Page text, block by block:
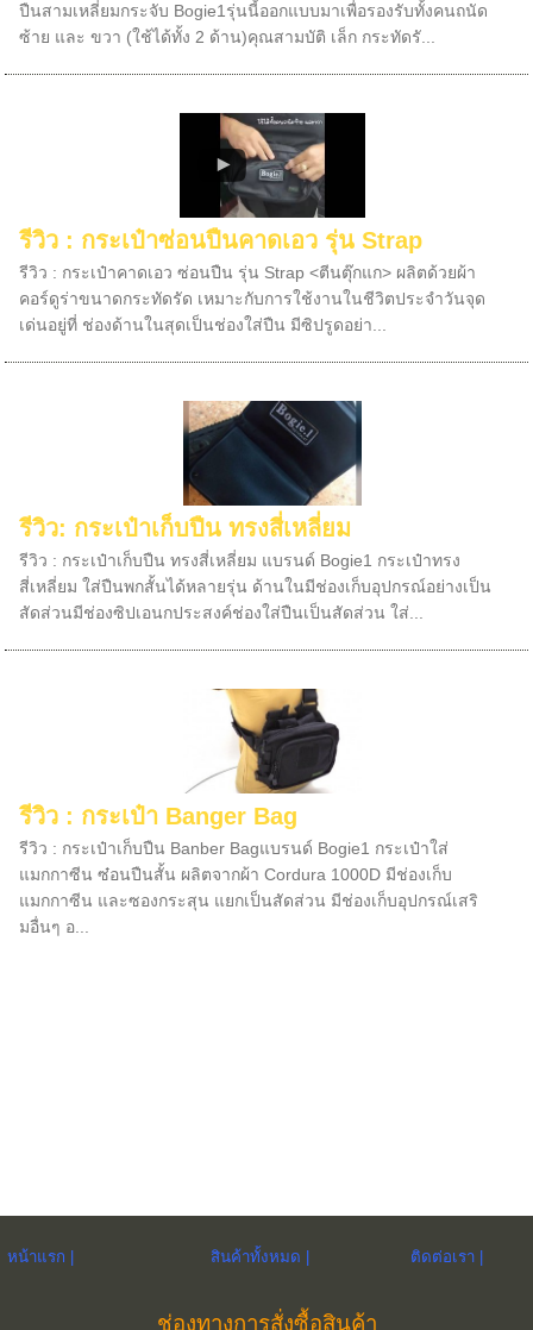
ปืนสามเหลี่ยมกระจับ Bogie1รุ่นนี้ออกแบบมาเพื่อรองรับทั้งคนถนัด
ซ้าย และ ขวา (ใช้ได้ทั้ง 2 ด้าน)คุณสามบัติ เล็ก กระทัดรั...
รีวิว : กระเป๋าซ่อนปืนคาดเอว รุ่น Strap
รีวิว : กระเป๋าคาดเอว ซ่อนปืน รุ่น Strap <ตีนตุ๊กแก> ผลิตด้วยผ้า
คอร์ดูร่าขนาดกระทัดรัด เหมาะกับการใช้งานในชีวิตประจำวันจุด
เด่นอยู่ที่ ช่องด้านในสุดเป็นช่องใส่ปืน มีซิปรูดอย่า...
รีวิว: กระเป๋าเก็บปืน ทรงสี่เหลี่ยม
รีวิว : กระเป๋าเก็บปืน ทรงสี่เหลี่ยม แบรนด์ Bogie1 กระเป๋าทรง
สี่เหลี่ยม ใส่ปืนพกสั้นได้หลายรุ่น ด้านในมีช่องเก็บอุปกรณ์อย่างเป็น
สัดส่วนมีช่องซิปเอนกประสงค์ช่องใส่ปืนเป็นสัดส่วน ใส่...
รีวิว : กระเป๋า Banger Bag
รีวิว : กระเป๋าเก็บปืน Banber Bagแบรนด์ Bogie1 กระเป๋าใส่
แมกกาซีน ซ๋อนปืนสั้น ผลิตจากผ้า Cordura 1000D มีช่องเก็บ
แมกกาซีน และซองกระสุน แยกเป็นสัดส่วน มีช่องเก็บอุปกรณ์เสริ
มอื่นๆ อ...
หน้าแรก | สินค้าทั้งหมด | ติดต่อเรา |
ช่องทางการสั่งซื้อสินค้า